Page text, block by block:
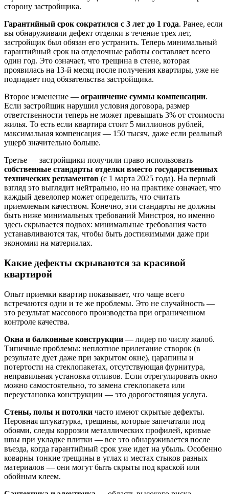
сторону застройщика.
Гарантийный срок сократился с 3 лет до 1 года. Ранее, если
вы обнаруживали дефект отделки в течение трех лет,
застройщик был обязан его устранить. Теперь минимальный
гарантийный срок на отделочные работы составляет всего
один год. Это означает, что трещина в стене, которая
проявилась на 13-й месяц после получения квартиры, уже не
подпадает под обязательства застройщика.
Второе изменение — ограничение суммы компенсации.
Если застройщик нарушил условия договора, размер
ответственности теперь не может превышать 3% от стоимости
жилья. То есть если квартира стоит 5 миллионов рублей,
максимальная компенсация — 150 тысяч, даже если реальный
ущерб значительно больше.
Третье — застройщики получили право использовать
собственные стандарты отделки вместо государственных
технических регламентов (с 1 марта 2025 года). На первый
взгляд это выглядит нейтрально, но на практике означает, что
каждый девелопер может определить, что считать
приемлемым качеством. Конечно, эти стандарты не должны
быть ниже минимальных требований Минстроя, но именно
здесь скрывается подвох: минимальные требования часто
устанавливаются так, чтобы быть достижимыми даже при
экономии на материалах.
Какие дефекты скрываются за красивой
квартирой
Опыт приемки квартир показывает, что чаще всего
встречаются одни и те же проблемы. Это не случайность —
это результат массового производства при ограниченном
контроле качества.
Окна и балконные конструкции — лидер по числу жалоб.
Типичные проблемы: неплотное прилегание створок (в
результате дует даже при закрытом окне), царапины и
потертости на стеклопакетах, отсутствующая фурнитура,
неправильная установка отливов. Если отрегулировать окно
можно самостоятельно, то замена стеклопакета или
переустановка конструкции — это дорогостоящая услуга.
Стены, полы и потолки часто имеют скрытые дефекты.
Неровная штукатурка, трещины, которые запечатали под
обоями, следы коррозии металлических профилей, кривые
швы при укладке плитки — все это обнаруживается после
въезда, когда гарантийный срок уже идет на убыль. Особенно
коварны тонкие трещины в углах и местах стыков разных
материалов — они могут быть скрыты под краской или
обойным клеем.